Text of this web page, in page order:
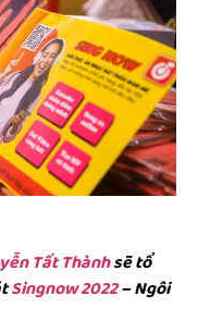
Tất Thànhsẽ tổ
Singnow 2022– Ngôi